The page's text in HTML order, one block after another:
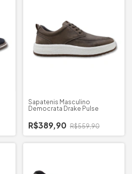
Sapatenis Masculino
Democrata Drake Pulse
R$389,90 R$559,90